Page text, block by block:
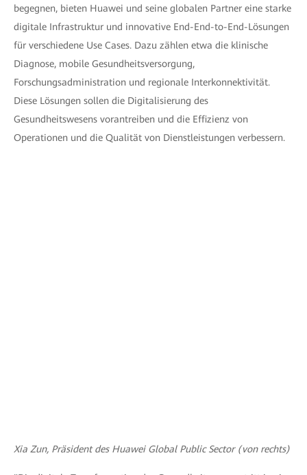
begegnen, bieten Huawei und seine globalen Partner eine starke
digitale Infrastruktur und innovative End-End-to-End-Lösungen
für verschiedene Use Cases. Dazu zählen etwa die klinische
Diagnose, mobile Gesundheitsversorgung,
Forschungsadministration und regionale Interkonnektivität.
Diese Lösungen sollen die Digitalisierung des
Gesundheitswesens vorantreiben und die Effizienz von
Operationen und die Qualität von Dienstleistungen verbessern.
Xia Zun, Präsident des Huawei Global Public Sector (von rechts)